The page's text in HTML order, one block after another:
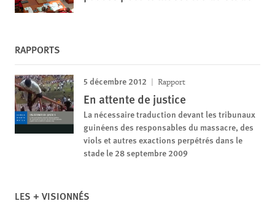
RAPPORTS
5 décembre 2012 Rapport
En attente de justice
La nécessaire traduction devant les tribunaux
guinéens des responsables du massacre, des
viols et autres exactions perpétrés dans le
stade le 28 septembre 2009
LES + VISIONNÉS